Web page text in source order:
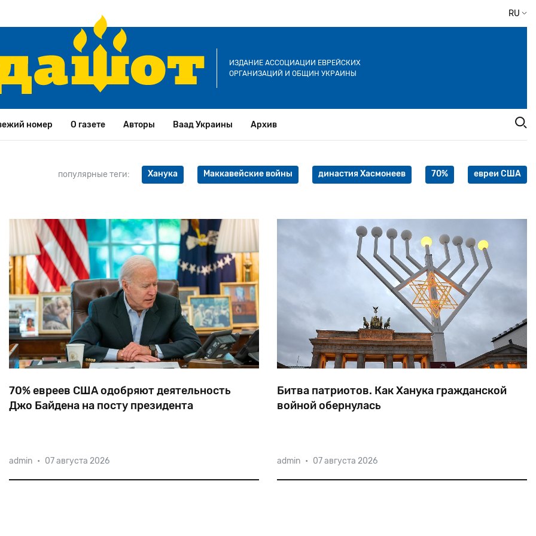
RU
ИЗДАНИЕ АССОЦИАЦИИ ЕВРЕЙСКИХ
ОРГАНИЗАЦИЙ И ОБЩИН УКРАИНЫ
номер О газете Авторы Ваад Украины Архив
популярные теги: Ханука Маккавейские войны династия Хасмонеев 70% евреи США
70% евреев США одобряют деятельность
Джо Байдена на посту президента
еврейских избирателей
президента, и лишь 21% его соперника — Дональда
admin • 07 августа 2026
Битва патриотов. Как Ханука гражданской
войной обернулась
admin • 07 августа 2026